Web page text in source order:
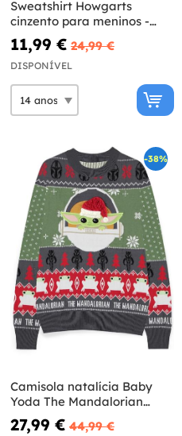
Sweatshirt Howgarts
cinzento para meninos -
Harry Potter
11,99 € 24,99 €
DISPONÍVEL
-38%
Camisola natalícia Baby
Yoda The Mandalorian
para homem - Star Wars
27,99 € 44,99 €